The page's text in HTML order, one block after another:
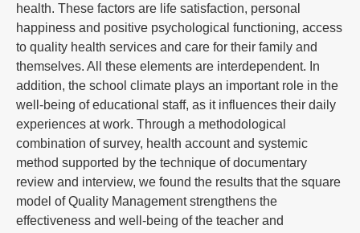
health. These factors are life satisfaction, personal
happiness and positive psychological functioning, access
to quality health services and care for their family and
themselves. All these elements are interdependent. In
addition, the school climate plays an important role in the
well-being of educational staff, as it influences their daily
experiences at work. Through a methodological
combination of survey, health account and systemic
method supported by the technique of documentary
review and interview, we found the results that the square
model of Quality Management strengthens the
effectiveness and well-being of the teacher and